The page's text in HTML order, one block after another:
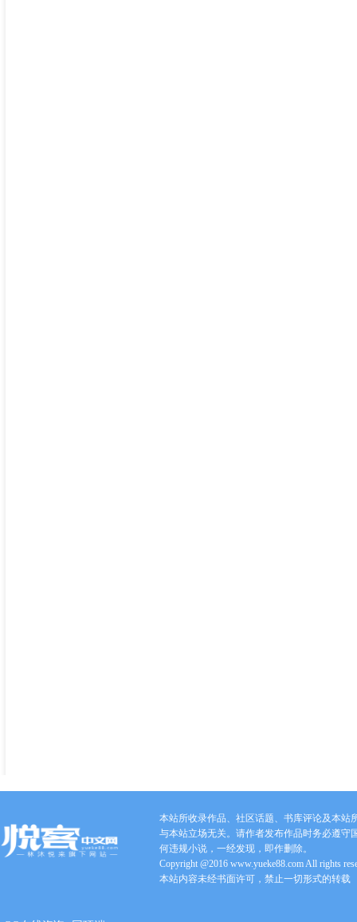
本站所收录作品、社区话题、书库评论及本站
与本站立场无关。请作者发布作品时务必遵守
何违规小说，一经发现，即作删除。
Copyright @2016 www.yueke88.com All rights
本站内容未经书面许可，禁止一切形式的转载